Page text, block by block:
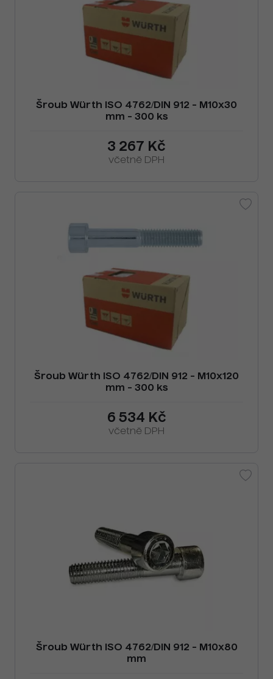
Šroub Würth ISO 4762/DIN 912 - M10x30
mm - 300 ks
3 267 Kč
včetně DPH
Šroub Würth ISO 4762/DIN 912 - M10x120
mm - 300 ks
6 534 Kč
včetně DPH
Šroub Würth ISO 4762/DIN 912 - M10x80
mm